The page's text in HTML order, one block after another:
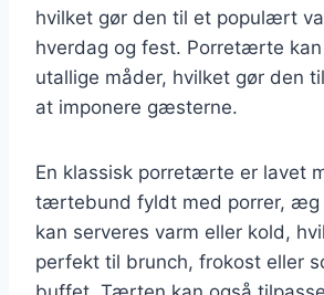
hvilket gør den til et populært
hverdag og fest. Porretærte kan
utallige måder, hvilket gør den
at imponere gæsterne.
En klassisk porretærte er lavet
tærtebund fyldt med porrer, æg
kan serveres varm eller kold,
perfekt til brunch, frokost eller